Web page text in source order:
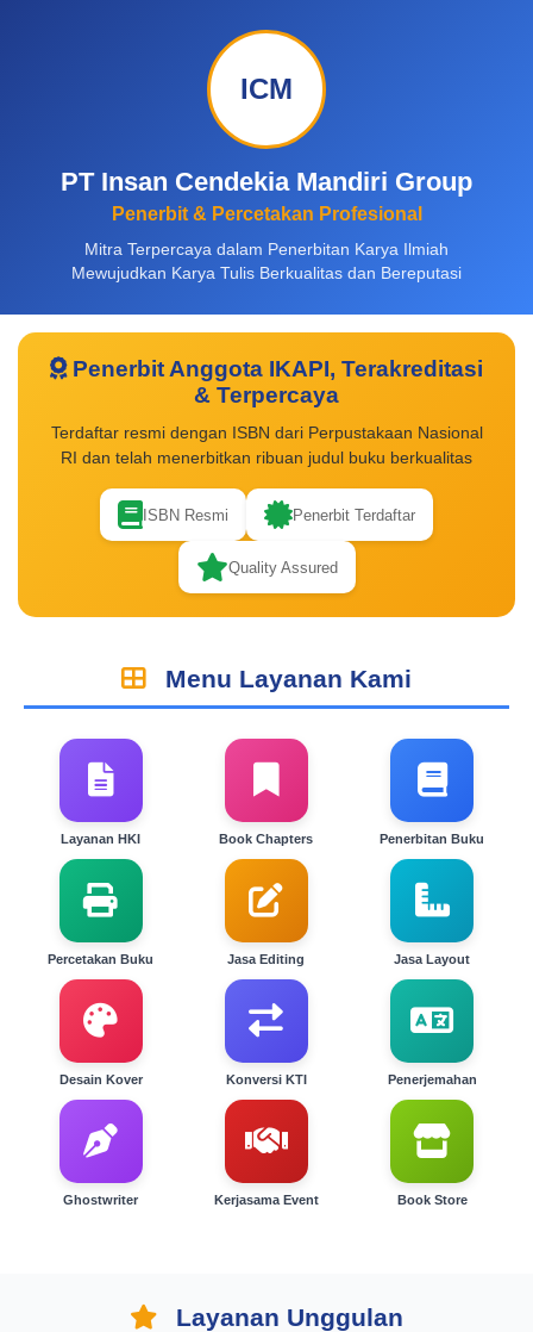
ICM
PT Insan Cendekia Mandiri Group
Penerbit & Percetakan Profesional
Mitra Terpercaya dalam Penerbitan Karya Ilmiah
Mewujudkan Karya Tulis Berkualitas dan Bereputasi
Penerbit Anggota IKAPI, Terakreditasi
& Terpercaya
Terdaftar resmi dengan ISBN dari Perpustakaan Nasional
RI dan telah menerbitkan ribuan judul buku berkualitas
ISBN Resmi Penerbit Terdaftar
Quality Assured
Menu Layanan Kami
Layanan HKI Book Chapters Penerbitan Buku
Percetakan Buku Jasa Editing Jasa Layout
Desain Kover Konversi KTI Penerjemahan
Ghostwriter Kerjasama Event Book Store
Layanan Unggulan